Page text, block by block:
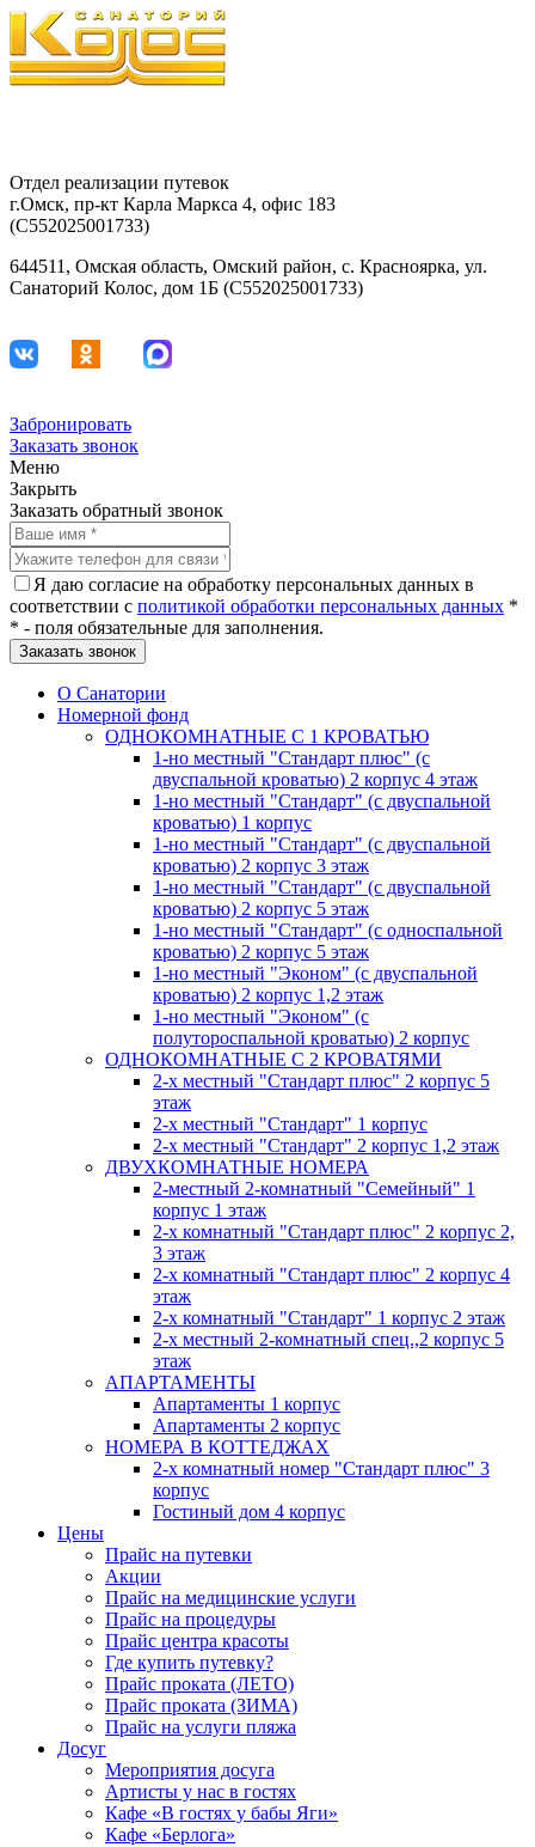
Отдел реализации путевок
г.Омск, пр-кт Карла Маркса 4, офис 183
(С552025001733)
644511, Омская область, Омский район, с. Красноярка, ул.
Санаторий Колос, дом 1Б (С552025001733)
Забронировать
Заказать звонок
Меню
Закрыть
Заказать обратный звонок
Я даю согласие на обработку персональных данных в
соответствии с политикой обработки персональных данных *
* - поля обязательные для заполнения.
О Санатории
Номерной фонд
ОДНОКОМНАТНЫЕ С 1 КРОВАТЬЮ
1-но местный "Стандарт плюс" (с
двуспальной кроватью) 2 корпус 4 этаж
1-но местный "Стандарт" (с двуспальной
кроватью) 1 корпус
1-но местный "Стандарт" (с двуспальной
кроватью) 2 корпус 3 этаж
1-но местный "Стандарт" (с двуспальной
кроватью) 2 корпус 5 этаж
1-но местный "Стандарт" (с односпальной
кроватью) 2 корпус 5 этаж
1-но местный "Эконом" (с двуспальной
кроватью) 2 корпус 1,2 этаж
1-но местный "Эконом" (с
полутороспальной кроватью) 2 корпус
ОДНОКОМНАТНЫЕ С 2 КРОВАТЯМИ
2-х местный "Стандарт плюс" 2 корпус 5
этаж
2-х местный "Стандарт" 1 корпус
2-х местный "Стандарт" 2 корпус 1,2 этаж
ДВУХКОМНАТНЫЕ НОМЕРА
2-местный 2-комнатный "Семейный" 1
корпус 1 этаж
2-х комнатный "Стандарт плюс" 2 корпус 2,
3 этаж
2-х комнатный "Стандарт плюс" 2 корпус 4
этаж
2-х комнатный "Стандарт" 1 корпус 2 этаж
2-х местный 2-комнатный спец.,2 корпус 5
этаж
АПАРТАМЕНТЫ
Апартаменты 1 корпус
Апартаменты 2 корпус
НОМЕРА В КОТТЕДЖАХ
2-х комнатный номер "Стандарт плюс" 3
корпус
Гостиный дом 4 корпус
Цены
Прайс на путевки
Акции
Прайс на медицинские услуги
Прайс на процедуры
Прайс центра красоты
Где купить путевку?
Прайс проката (ЛЕТО)
Прайс проката (ЗИМА)
Прайс на услуги пляжа
Досуг
Мероприятия досуга
Артисты у нас в гостях
Кафе «В гостях у бабы Яги»
Кафе «Берлога»